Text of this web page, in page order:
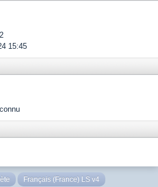
15:45
Français (France) LS v4